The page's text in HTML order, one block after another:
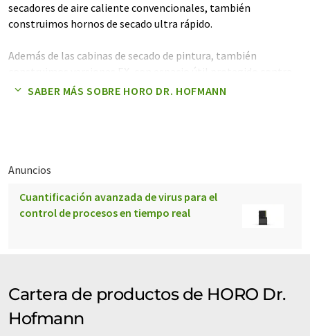
secadores de aire caliente convencionales, también
construimos hornos de secado ultra rápido.
Además de las cabinas de secado de pintura, también
explosiones o para su instalación en las zonas EX 1 ó 2.
SABER MÁS SOBRE HORO DR. HOFMANN
Anuncios
Cuantificación avanzada de virus para el
control de procesos en tiempo real
Cartera de productos de HORO Dr.
Hofmann